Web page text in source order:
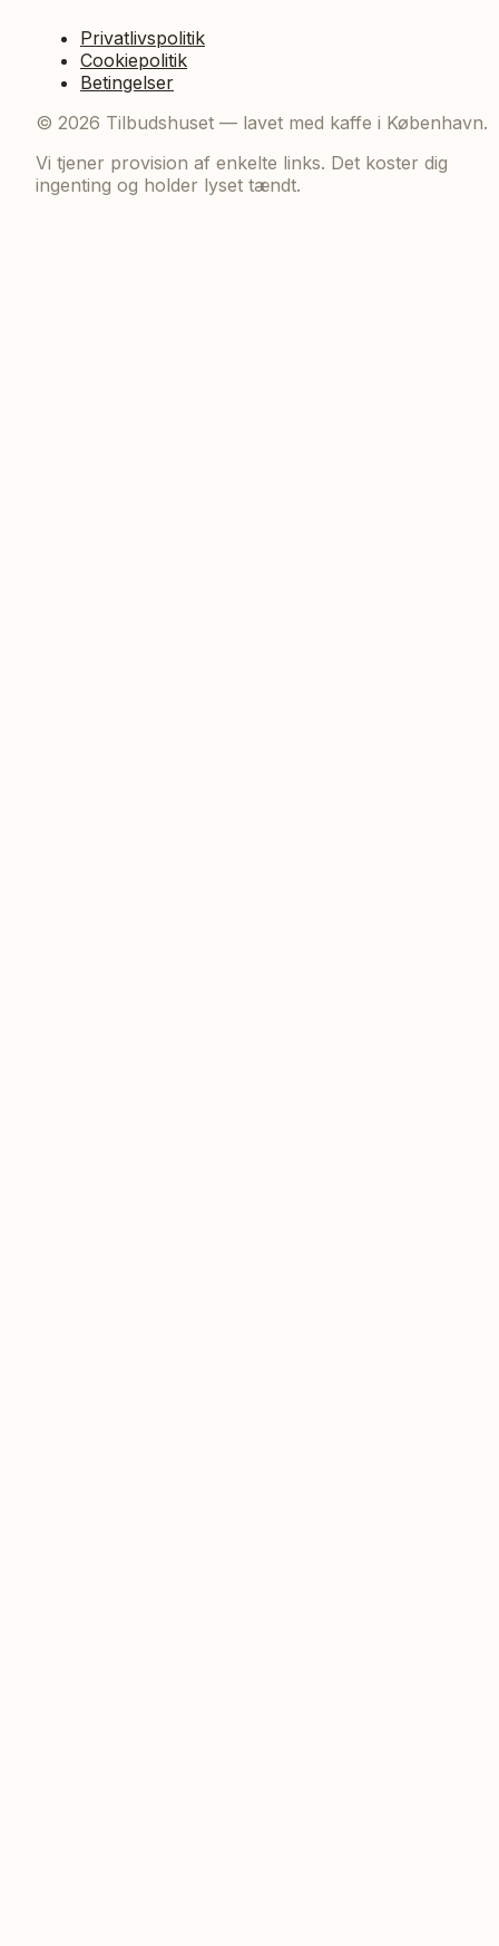
Privatlivspolitik
Cookiepolitik
Betingelser
© 2026 Tilbudshuset — lavet med kaffe i København.
Vi tjener provision af enkelte links. Det koster dig
ingenting og holder lyset tændt.